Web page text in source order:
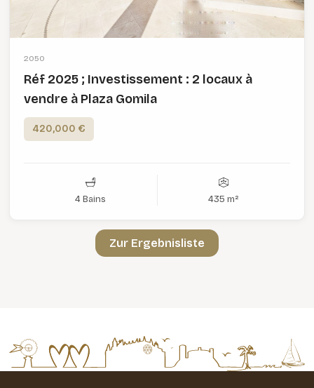
2050
Réf 2025 ; Investissement : 2 locaux à
vendre à Plaza Gomila
420,000 €
4 Bains 435 m²
Zur Ergebnisliste